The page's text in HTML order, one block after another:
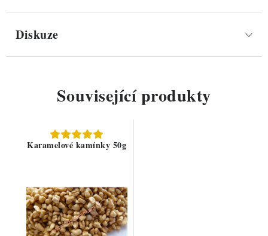
Diskuze
Související produkty
Karamelové kamínky 50g